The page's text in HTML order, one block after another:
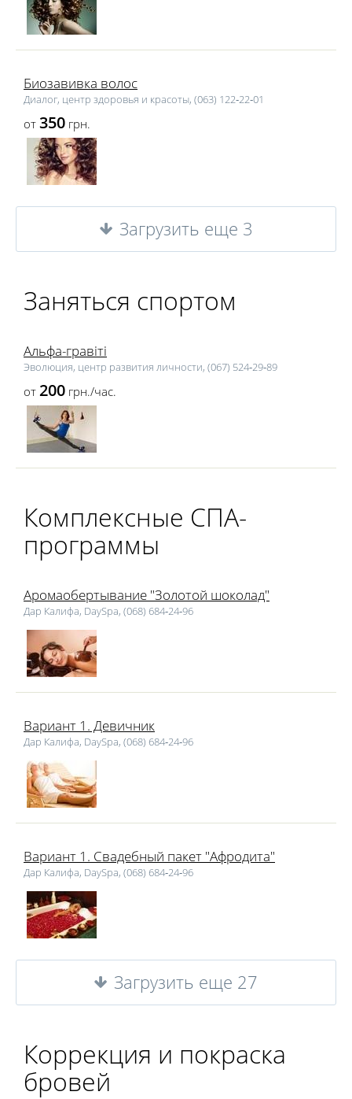
Биозавивка волос
Диалог, центр здоровья и красоты, (063) 122‑22‑01
от 350 грн.
Загрузить еще 3
Заняться спортом
Альфа-гравіті
Эволюция, центр развития личности, (067) 524‑29‑89
от 200 грн./час.
Комплексные СПА-
программы
Аромаобертывание "Золотой шоколад"
Дар Калифа, DaySpa, (068) 684‑24‑96
Вариант 1. Девичник
Дар Калифа, DaySpa, (068) 684‑24‑96
Вариант 1. Свадебный пакет "Афродита"
Дар Калифа, DaySpa, (068) 684‑24‑96
Загрузить еще 27
Коррекция и покраска
бровей